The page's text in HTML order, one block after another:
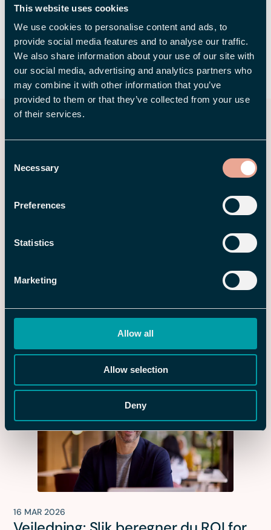
This website uses cookies
We use cookies to personalise content and ads, to
provide social media features and to analyse our traffic.
We also share information about your use of our site with
our social media, advertising and analytics partners who
may combine it with other information that you’ve
provided to them or that they’ve collected from your use
of their services.
Selection
Necessary
Preferences
Statistics
Marketing
Allow all
Allow selection
Deny
HR-arbeid.
DEL
26 MAR 2026
Hva er AI Act? En kort guide til EUs
nye regler for bruk av kunstig
intelligens på arbeidsplassen
16 MAR 2026